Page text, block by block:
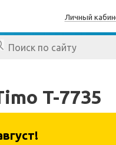
Личный
T-7735